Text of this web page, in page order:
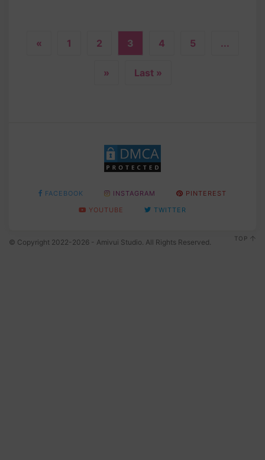
« 1 2 3 4 5 ...
» Last »
FACEBOOK INSTAGRAM
PINTEREST
YOUTUBE
TWITTER
© Copyright 2022-2026 - Amivui Studio. All Rights Reserved. TOP